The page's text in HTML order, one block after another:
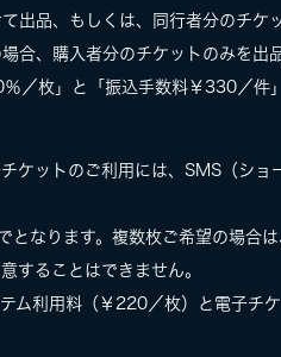
出品、もしくは、同行者分のチケ
合、購入者分のチケットのみを出
／枚」と「振込手数料￥330／件
ケットのご利用には、SMS（シ
となります。複数枚ご希望の場合
することはできません。
ム利用料（￥220／枚）と電子チ